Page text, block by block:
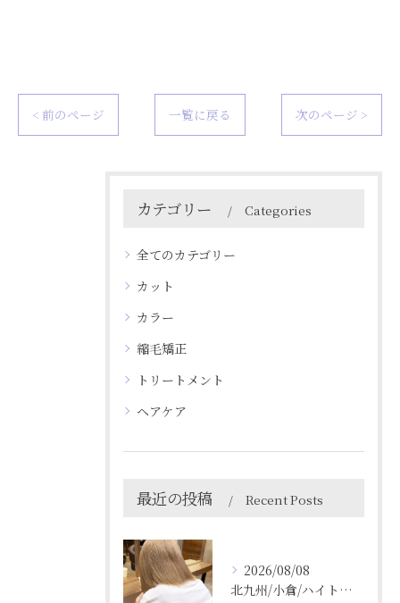
< 前のページ 一覧に戻る 次のページ >
カテゴリー Categories
全てのカテゴリー
カット
カラー
縮毛矯正
トリートメント
ヘアケア
最近の投稿 Recent Posts
2026/08/08
北九州/小倉/ハイトーン/ケアブリーチ/ブリーチカラー